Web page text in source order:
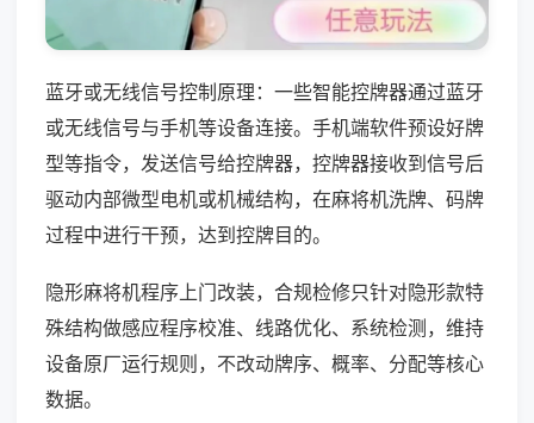
蓝牙或无线信号控制原理：一些智能控牌器通过蓝牙
或无线信号与手机等设备连接。手机端软件预设好牌
型等指令，发送信号给控牌器，控牌器接收到信号后
驱动内部微型电机或机械结构，在麻将机洗牌、码牌
过程中进行干预，达到控牌目的。
隐形麻将机程序上门改装，合规检修只针对隐形款特
殊结构做感应程序校准、线路优化、系统检测，维持
设备原厂运行规则，不改动牌序、概率、分配等核心
数据。